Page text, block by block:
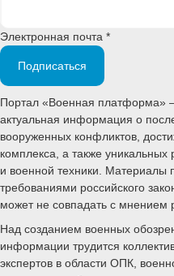
Электронная почта *
Подписаться
Портал «Военная платформа»
актуальная информация о
вооруженных конфликтов,
комплекса, а также уникальных
и военной техники. Материалы
требованиями российского
может не совпадать с мнением
Над созданием военных
информации трудится
экспертов в области ОПК,